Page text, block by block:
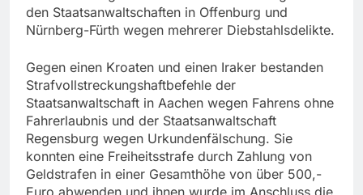
den Staatsanwaltschaften in Offenburg und
Nürnberg-Fürth wegen mehrerer Diebstahlsdelikte.
Gegen einen Kroaten und einen Iraker bestanden
Strafvollstreckungshaftbefehle der
Staatsanwaltschaft in Aachen wegen Fahrens ohne
Fahrerlaubnis und der Staatsanwaltschaft
Regensburg wegen Urkundenfälschung. Sie
konnten eine Freiheitsstrafe durch Zahlung von
Geldstrafen in einer Gesamthöhe von über 500,-
Euro abwenden und ihnen wurde im Anschluss die